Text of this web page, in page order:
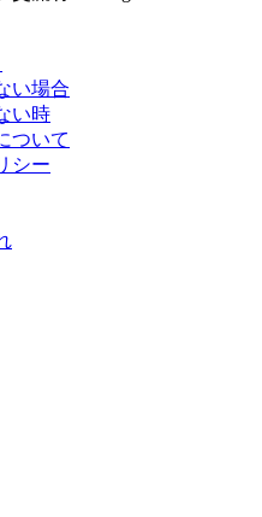
い場合
い時
ついて
シー